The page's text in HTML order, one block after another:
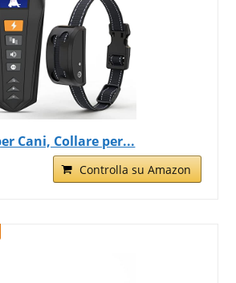
Cani, Collare per...
Controlla su Amazon